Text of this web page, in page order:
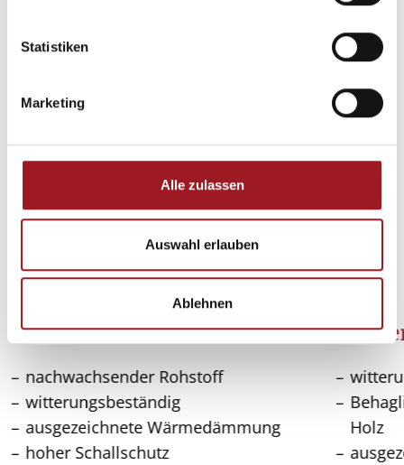
Statistiken
Marketing
Alle zulassen
Auswahl erlauben
Ablehnen
Fenster aus Holz
nachwachsender Rohstoff
witterungsbeständig
ausgezeichnete Wärmedämmung
hoher Schallschutz
Holz